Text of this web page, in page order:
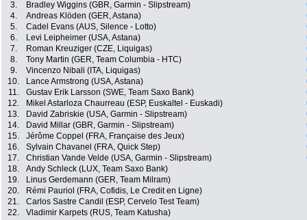
3. Bradley Wiggins (GBR, Garmin - Slipstream)
4.
Andreas Klöden (GER, Astana)
5.
Cadel Evans (AUS, Silence - Lotto)
6.
Levi Leipheimer (USA, Astana)
7.
Roman Kreuziger (CZE, Liquigas)
8.
Tony Martin (GER, Team Columbia - HTC)
9.
Vincenzo Nibali (ITA, Liquigas)
10.
Lance Armstrong (USA, Astana)
11.
Gustav Erik Larsson (SWE, Team Saxo Bank)
12.
Mikel Astarloza Chaurreau (ESP, Euskaltel - Euskadi)
13.
David Zabriskie (USA, Garmin - Slipstream)
14.
David Millar (GBR, Garmin - Slipstream)
15.
Jérôme Coppel (FRA, Française des Jeux)
16.
Sylvain Chavanel (FRA, Quick Step)
17.
Christian Vande Velde (USA, Garmin - Slipstream)
18.
Andy Schleck (LUX, Team Saxo Bank)
19.
Linus Gerdemann (GER, Team Milram)
20.
Rémi Pauriol (FRA, Cofidis, Le Credit en Ligne)
21.
Carlos Sastre Candil (ESP, Cervelo Test Team)
22.
Vladimir Karpets (RUS, Team Katusha)